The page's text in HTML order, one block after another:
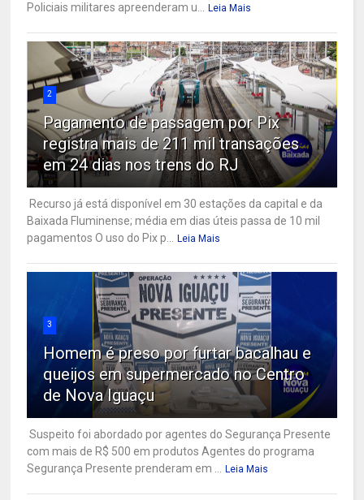
Policiais militares apreenderam u... Leia Mais
2
Pagamento de passagem por Pix
registra mais de 211 mil transações
em 24 dias nos trens do RJ
Recurso já está disponível em 30 estações da capital e da
Baixada Fluminense; média em dias úteis passa de 10 mil
pagamentos O uso do Pix p... Leia Mais
3
Homem é preso por furtar bacalhau e
queijos em supermercado no Centro
de Nova Iguaçu
Suspeito foi abordado por agentes do Segurança Presente
com mais de R$ 500 em produtos Agentes do programa
Segurança Presente prenderam em ... Leia Mais